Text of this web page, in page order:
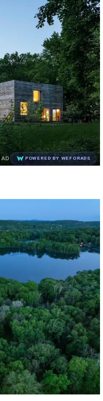
AD POWERED BY WEFORADS